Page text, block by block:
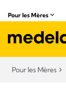
Pour les Mères
Pour les Mères